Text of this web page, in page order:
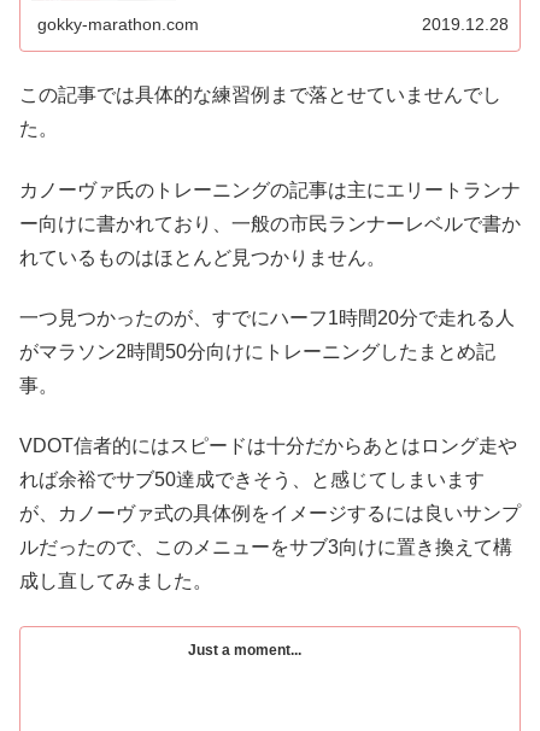
gokky-marathon.com 2019.12.28
この記事では具体的な練習例まで落とせていませんでし
た。
カノーヴァ氏のトレーニングの記事は主にエリートランナ
ー向けに書かれており、一般の市民ランナーレベルで書か
れているものはほとんど見つかりません。
一つ見つかったのが、すでにハーフ1時間20分で走れる人
がマラソン2時間50分向けにトレーニングしたまとめ記
事。
VDOT信者的にはスピードは十分だからあとはロング走や
れば余裕でサブ50達成できそう、と感じてしまいます
が、カノーヴァ式の具体例をイメージするには良いサンプ
ルだったので、このメニューをサブ3向けに置き換えて構
成し直してみました。
Just a moment...